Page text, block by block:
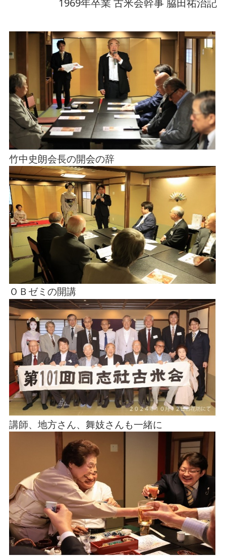
竹中史朗会長の開会の辞
ＯＢゼミの開講
講師、 地方さん、舞妓さんも一緒に